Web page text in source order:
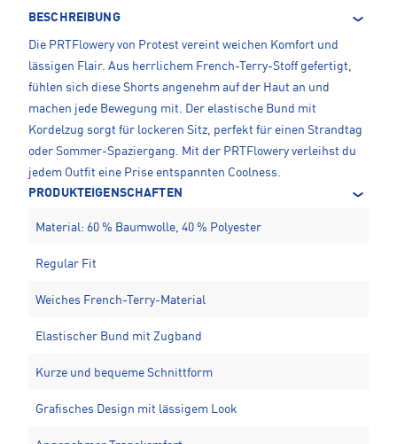
BESCHREIBUNG
Die PRTFlowery von Protest vereint weichen Komfort und
lässigen Flair. Aus herrlichem French-Terry-Stoff gefertigt,
fühlen sich diese Shorts angenehm auf der Haut an und
machen jede Bewegung mit. Der elastische Bund mit
Kordelzug sorgt für lockeren Sitz, perfekt für einen Strandtag
oder Sommer-Spaziergang. Mit der PRTFlowery verleihst du
jedem Outfit eine Prise entspannten Coolness.
PRODUKTEIGENSCHAFTEN
Material: 60 % Baumwolle, 40 % Polyester
Regular Fit
Weiches French-Terry-Material
Elastischer Bund mit Zugband
Kurze und bequeme Schnittform
Grafisches Design mit lässigem Look